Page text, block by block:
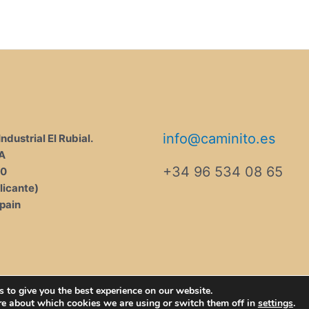
El Rubial.
info@caminito.es
+34 96 534 08 65
Copyright © 2026 Aloonline.es
to give you the best experience on our website.
about which cookies we are using or switch them off in settings.